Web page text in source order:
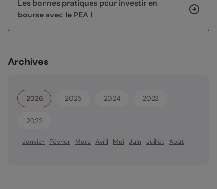
Les bonnes pratiques pour investir en
bourse avec le PEA !
Archives
2026 2025 2024 2023
2022
Janvier Février Mars Avril Mai Juin Juillet Août